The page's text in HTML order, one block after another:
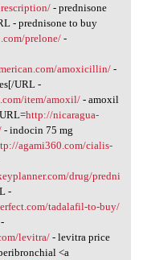
- prednisone
- prednisone to buy
prelone/-
amoxicillin/-
URL -
item/amoxil/- amoxil
http://nicaragua-
- indocin 75 mg
agami360.com/cialis-
drug/predni
-
tadalafil-to-buy/
levitra/- levitra price
<a